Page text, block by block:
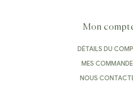
Mon
DÉTAILS DU
MES
NOUS